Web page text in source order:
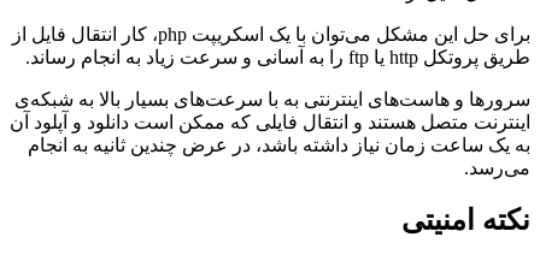
برای حل این مشکل می‌توان با یک اسکریپت php، کار انتقال فایل از
طریق پروتکل http یا ftp را به آسانی و سرعت زیاد به انجام رساند.
سرورها و هاست‌های اینترنتی به با سرعت‌های بسیار بالا به شبکه‌ی
اینترنت متصل هستند و انتقال فایلی که ممکن است دانلود و آپلود آن
به یک ساعت زمان نیاز داشته باشد، در عرض چندین ثانیه به انجام
می‌رسد.
نکته امنیتی